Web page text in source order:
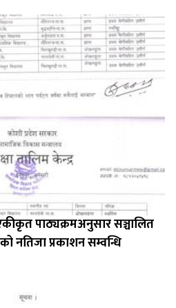
पाठ्यक्रमअनुसार सञ्चालित
नतिजा प्रकाशन सम्वन्धि